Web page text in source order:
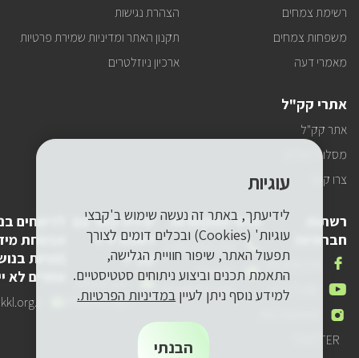
רשימת צמחים
משפחות צמחים
מאמרי דעה
הצהרת נגישות
תקנון האתר ומדיניות שמירת פרטיות
ארכיון ניוזלטרים
אתרי קק"ל
אתר קק"ל
מסלולי טיולים
צרו קשר
רשתות
חברתיות
FACEBOOK
אנחנו
בפייסבוק
YOUTUBE
אנחנו
ביוטיוב
אנחנו
TWITTER
אנחנו
פרטי התקשרות
טלפון
שלנו
1-800-250-250
דואר
שלנו
pneyot-
tzibur@kkl.org.il
יצירת קשר עם
לשכת יו"ר
קק"ל
דואר
אלקטרוני
lishkat-yor-
kkl@kkl.org.il
לדיווחים
אבטחת
(פניות
אחרים לא
עוגיות
לידיעתך, באתר זה נעשה שימוש ב'קבצי
עוגיות' (Cookies) ובכלים דומים לצורך
תפעול האתר, שיפור חוויית הגלישה,
התאמת תכנים וביצוע ניתוחים סטטיסטיים.
למידע נוסף ניתן לעיין במדיניות הפרטיות.
הבנתי